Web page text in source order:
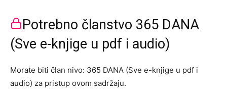
Potrebno članstvo 365 DANA
(Sve e-knjige u pdf i audio)
Morate biti član nivo: 365 DANA (Sve e-knjige u pdf i
audio) za pristup ovom sadržaju.